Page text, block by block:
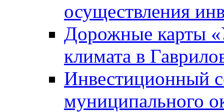
осуществления
Дорожные карты
климата в
Инвестиционный
муниципального